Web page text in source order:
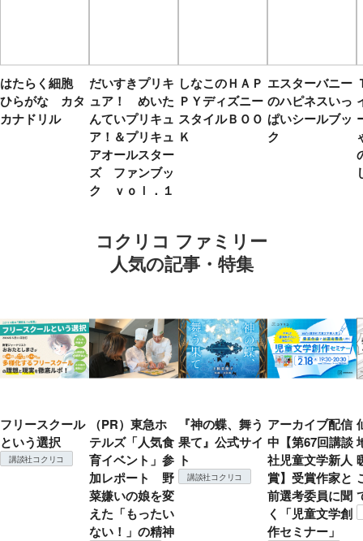
はたらく細胞
ひらがな カタ
カナドリル
だいすきプリキ
ュア！ めいた
んていプリキュ
ア！＆プリキュ
アオールスター
ズ ファンブッ
ク ｖｏｌ．１
しなこのＨＡＰ
ＰＹディズニー
スタイルＢＯＯ
Ｋ
エスターバニー
のハピネスいっ
ぱいシールブッ
ク
コクリコ ファミリー
人気の記事・特集
フリースクール
という選択
講談社コクリコ
（PR）東急ホ
テルズ「人気食
育イベント」参
加レポート 野
菜嫌いの娘を変
えた「もったい
ない！」の精神
『神の蝶、舞う
果て』公式サイ
ト
講談社コクリコ
アーカイブ配信
中【第67回講談
社児童文学新人
賞】受賞作家と
前選考委員に聞
く「児童文学創
作セミナー」